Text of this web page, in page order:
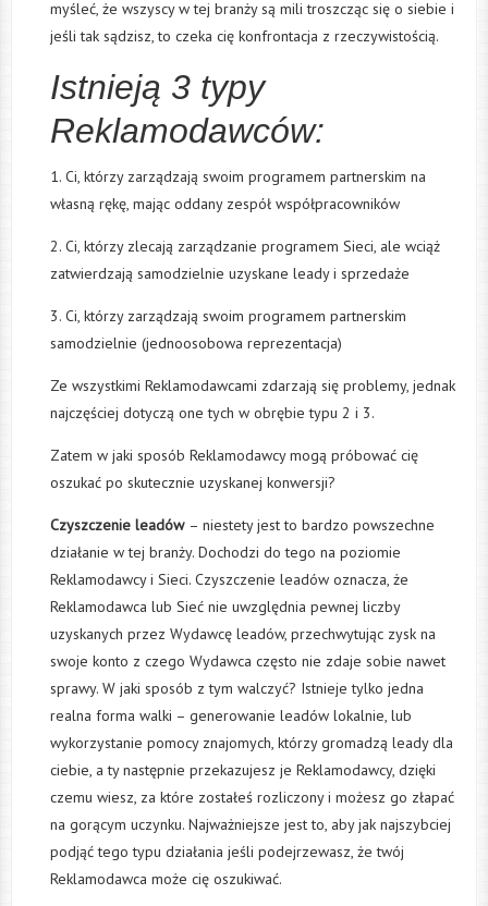
myśleć, że wszyscy w tej branży są mili troszcząc się o siebie i
jeśli tak sądzisz, to czeka cię konfrontacja z rzeczywistością.
Istnieją 3 typy
Reklamodawców:
1. Ci, którzy zarządzają swoim programem partnerskim na
własną rękę, mając oddany zespół współpracowników
2. Ci, którzy zlecają zarządzanie programem Sieci, ale wciąż
zatwierdzają samodzielnie uzyskane leady i sprzedaże
3. Ci, którzy zarządzają swoim programem partnerskim
samodzielnie (jednoosobowa reprezentacja)
Ze wszystkimi Reklamodawcami zdarzają się problemy, jednak
najczęściej dotyczą one tych w obrębie typu 2 i 3.
Zatem w jaki sposób Reklamodawcy mogą próbować cię
oszukać po skutecznie uzyskanej konwersji?
Czyszczenie leadów – niestety jest to bardzo powszechne
działanie w tej branży. Dochodzi do tego na poziomie
Reklamodawcy i Sieci. Czyszczenie leadów oznacza, że
Reklamodawca lub Sieć nie uwzględnia pewnej liczby
uzyskanych przez Wydawcę leadów, przechwytując zysk na
swoje konto z czego Wydawca często nie zdaje sobie nawet
sprawy. W jaki sposób z tym walczyć? Istnieje tylko jedna
realna forma walki – generowanie leadów lokalnie, lub
wykorzystanie pomocy znajomych, którzy gromadzą leady dla
ciebie, a ty następnie przekazujesz je Reklamodawcy, dzięki
czemu wiesz, za które zostałeś rozliczony i możesz go złapać
na gorącym uczynku. Najważniejsze jest to, aby jak najszybciej
podjąć tego typu działania jeśli podejrzewasz, że twój
Reklamodawca może cię oszukiwać.